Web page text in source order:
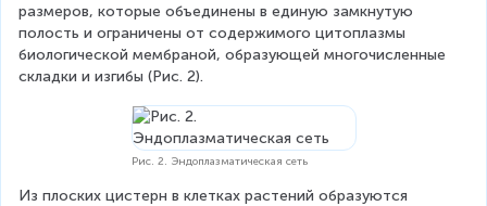
размеров, которые объединены в единую замкнутую
полость и ограничены от содержимого цитоплазмы
биологической мембраной, образующей многочисленные
складки и изгибы (Рис. 2).
Рис. 2. Эндоплазматическая сеть
Из плоских цистерн в клетках растений образуются